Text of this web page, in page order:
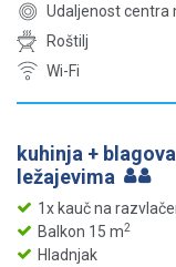
Udaljenost centra
Roštilj
Wi-Fi
kuhinja +
ležajevima
1x kauč na
Balkon 15 m2
Hladnjak